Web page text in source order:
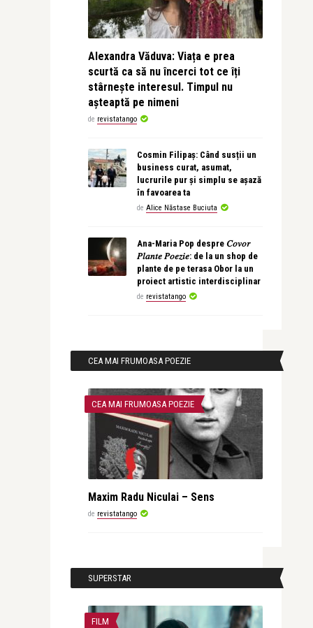
Alexandra Văduva: Viața e prea
scurtă ca să nu încerci tot ce îți
stârnește interesul. Timpul nu
așteaptă pe nimeni
de revistatango
Cosmin Filipaș: Când susții un
business curat, asumat,
lucrurile pur și simplu se așază
în favoarea ta
de Alice Năstase Buciuta
Ana-Maria Pop despre 𝐶𝑜𝑣𝑜𝑟
𝑃𝑙𝑎𝑛𝑡𝑒 𝑃𝑜𝑒𝑧𝑖𝑒: de la un shop de
plante de pe terasa Obor la un
proiect artistic interdisciplinar
de revistatango
CEA MAI FRUMOASA POEZIE
CEA MAI FRUMOASA POEZIE
Maxim Radu Niculai – Sens
de revistatango
SUPERSTAR
FILM